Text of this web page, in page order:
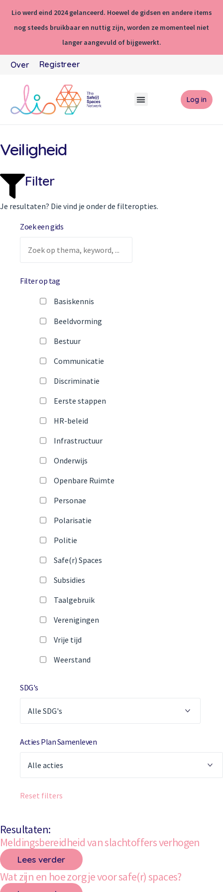
Lio werd eind 2024 gelanceerd. Hoewel de gidsen en andere items
nog steeds bruikbaar en nuttig zijn, worden ze momenteel niet
langer aangevuld of bijgewerkt.
Over Registreer
Log in
Veiligheid
Filter
Je resultaten? Die vind je onder de filteropties.
Zoek een gids
Filter op tag
Basiskennis
Beeldvorming
Bestuur
Communicatie
Discriminatie
Eerste stappen
HR-beleid
Infrastructuur
Onderwijs
Openbare Ruimte
Personae
Polarisatie
Politie
Safe(r) Spaces
Subsidies
Taalgebruik
Verenigingen
Vrije tijd
Weerstand
SDG's
Acties Plan Samenleven
Reset filters
Resultaten:
Meldingsbereidheid van slachtoffers verhogen
Lees verder
Wat zijn en hoe zorg je voor safe(r) spaces?